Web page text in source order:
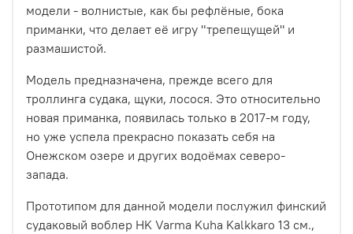
модели - волнистые, как бы рефлёные, бока
приманки, что делает её игру "трепещущей" и
размашистой.
Модель предназначена, прежде всего для
троллинга судака, щуки, лосося. Это относительно
новая приманка, появилась только в 2017-м году,
но уже успела прекрасно показать себя на
Онежском озере и других водоёмах северо-
запада.
Прототипом для данной модели послужил финский
судаковый воблер HK Varma Kuha Kalkkaro 13 см.,